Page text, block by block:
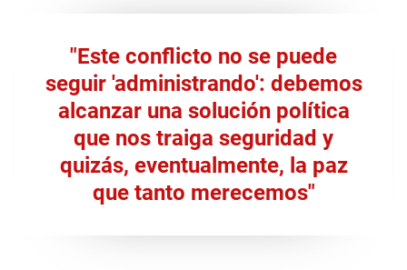
"Este conflicto no se puede
seguir 'administrando': debemos
alcanzar una solución política
que nos traiga seguridad y
quizás, eventualmente, la paz
que tanto merecemos"